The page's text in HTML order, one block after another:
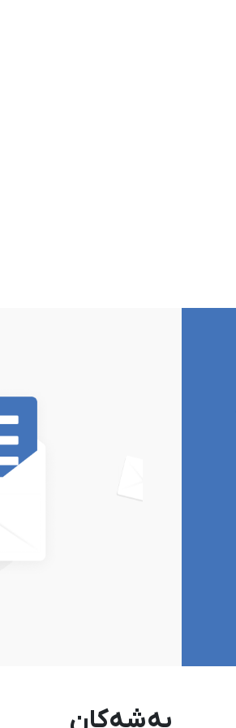
بەشەکان